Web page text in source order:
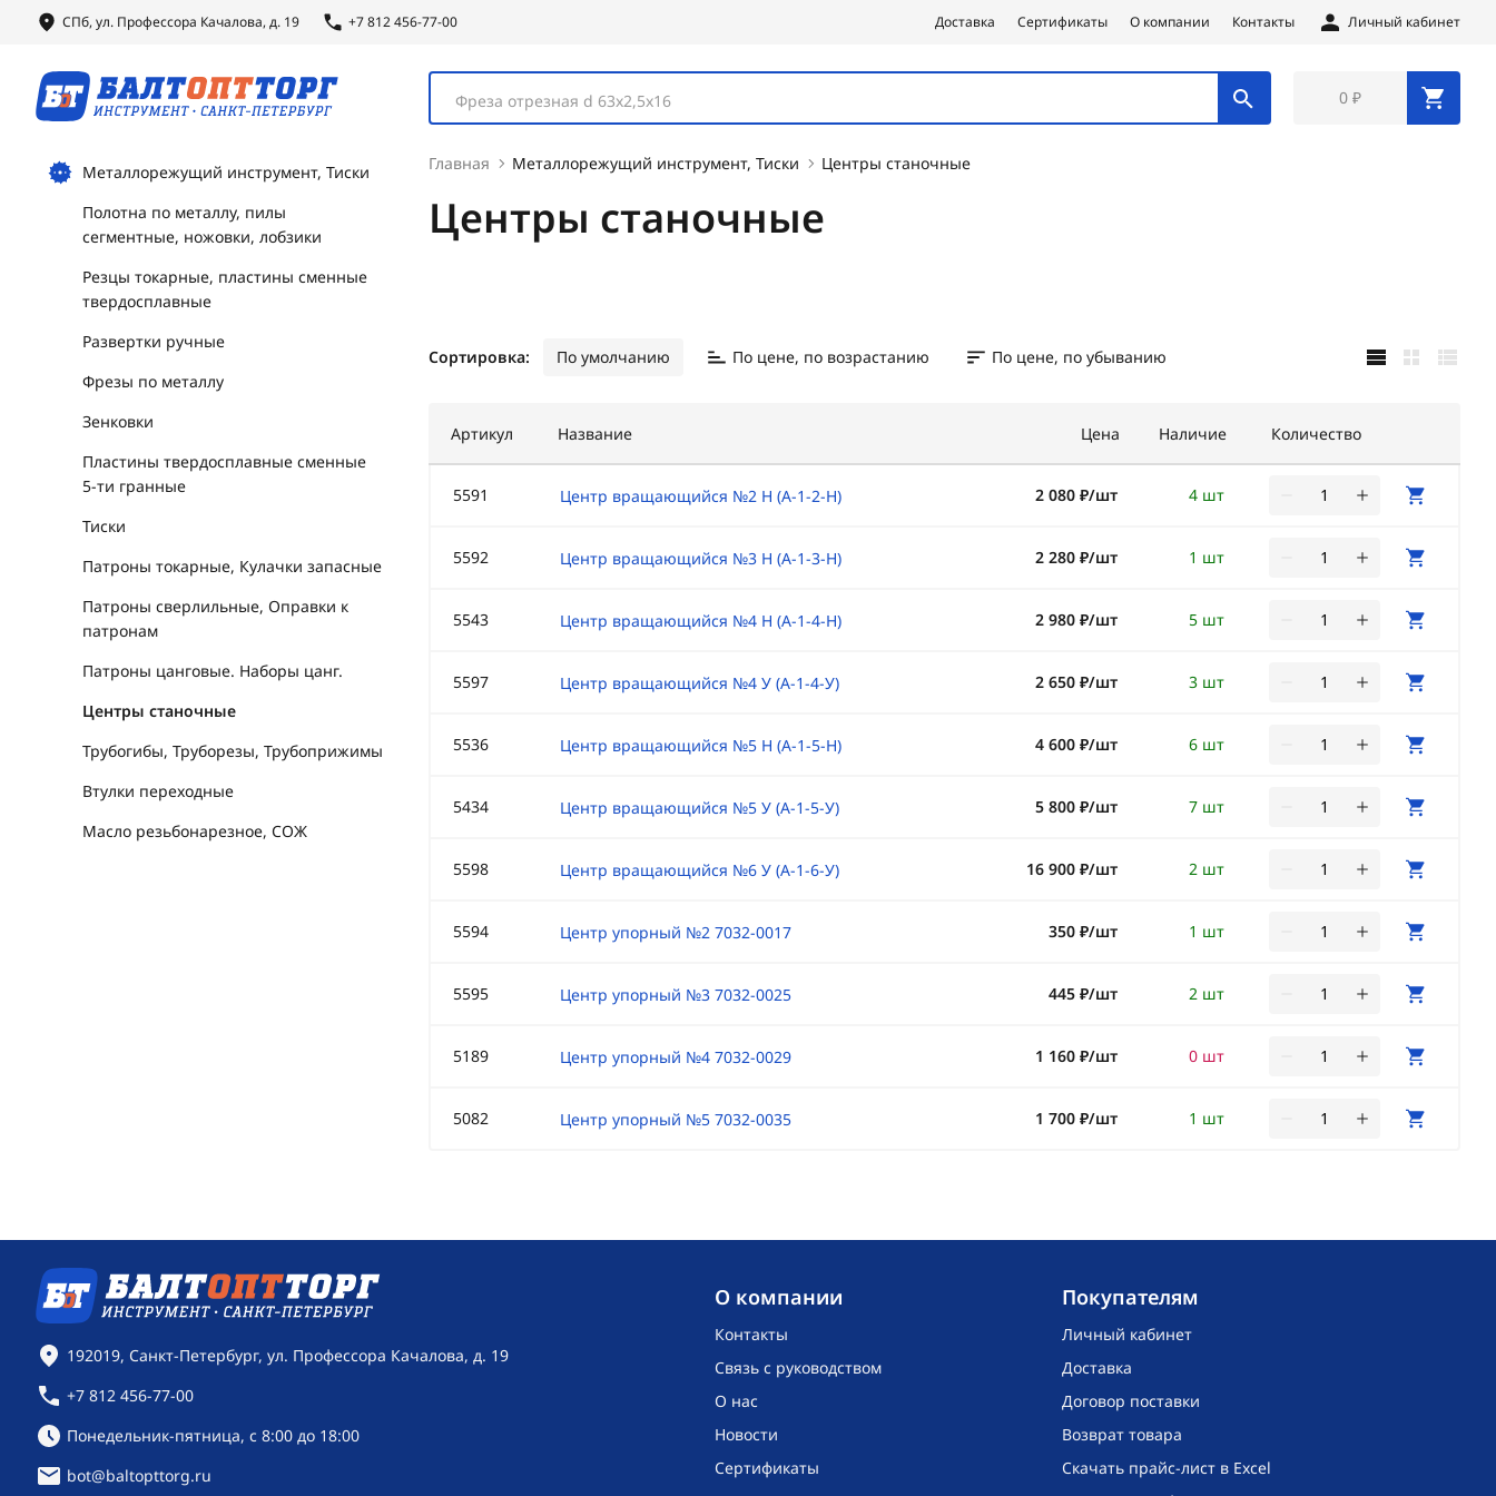
СПб, ул. Профессора Качалова, д. 19 +7 812 456-77-00 Доставка Сертификаты О компании Контакты Личный кабинет
Фреза отрезная d 63х2,5х16 0 ₽
Металлорежущий инструмент, Тиски
Полотна по металлу, пилы
сегментные, ножовки, лобзики
Резцы токарные, пластины сменные
твердосплавные
Развертки ручные
Фрезы по металлу
Зенковки
Пластины твердосплавные сменные
5-ти гранные
Тиски
Патроны токарные, Кулачки запасные
Патроны сверлильные, Оправки к
патронам
Патроны цанговые. Наборы цанг.
Центры станочные
Трубогибы, Труборезы, Трубоприжимы
Втулки переходные
Масло резьбонарезное, СОЖ
Главная Металлорежущий инструмент, Тиски Центры станочные
Центры станочные
Сортировка: По умолчанию По цене, по возрастанию По цене, по убыванию
Артикул Название Цена Наличие Количество
5591 Центр вращающийся №2 Н (А-1-2-Н) 4 шт
2 080 ₽/шт
5592 Центр вращающийся №3 Н (А-1-3-Н) 1 шт
2 280 ₽/шт
5543 Центр вращающийся №4 Н (А-1-4-Н) 5 шт
2 980 ₽/шт
5597 Центр вращающийся №4 У (А-1-4-У) 3 шт
2 650 ₽/шт
5536 Центр вращающийся №5 Н (А-1-5-Н) 6 шт
4 600 ₽/шт
5434 Центр вращающийся №5 У (А-1-5-У) 7 шт
5 800 ₽/шт
5598 Центр вращающийся №6 У (А-1-6-У) 2 шт
16 900 ₽/шт
5594 Центр упорный №2 7032-0017 1 шт
350 ₽/шт
5595 Центр упорный №3 7032-0025 2 шт
445 ₽/шт
5189 Центр упорный №4 7032-0029 0 шт
1 160 ₽/шт
5082 Центр упорный №5 7032-0035 1 шт
1 700 ₽/шт
O компании
Контакты
Связь с руководством
О нас
Новости
Сертификаты
Покупателям
Личный кабинет
Доставка
Договор поставки
Возврат товара
Скачать прайс-лист в Excel
Контактная информация
192019, Санкт-Петербург, ул. Профессора Качалова, д. 19
+7 812 456-77-00
Режим работы:
Понедельник-пятница, с 8:00 до 18:00
bot@baltopttorg.ru